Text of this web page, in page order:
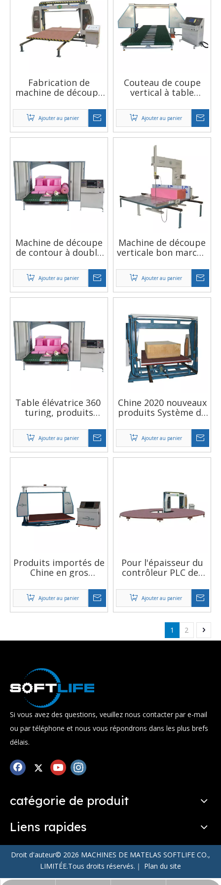
Fabrication de
machine de découpe
de mousse de feuille
de plastique
informatisée CNC
Ajouter au panier
Couteau de coupe
vertical à table
élévatrice à 360
degrés, nouveaux
produits, coupe-
mousse
Ajouter au panier
Machine de découpe
de contour à double
haute vitesse,
fabriquée en usine,
CNC, coupe-oreiller,
offre spéciale, 2020
Ajouter au panier
Machine de découpe
verticale bon marché
pour couper de
grandes mousses en
morceaux et
tranches de même
longueur
Ajouter au panier
Table élévatrice 360 ​​
turing, produits
l'environnement,
coupe-mousse
automatique CAD
Ajouter au panier
Chine 2020 nouveaux
produits Système de
Équipement de
coupe de mousse
horizontal
Ajouter au panier
Produits importés de
Chine en gros
Windows Cutter
mousse
Ajouter au panier
Pour l'épaisseur du
contrôleur PLC des
et l'équipement de
coupe horizontale de
vitesse de coupe
Ajouter au panier
1 2
Si vous avez des questions, veuillez nous contacter par e-mail
ou par téléphone et nous vous répondrons dans les plus brefs
délais.
catégorie de produit
Liens rapides
Droit d'auteur© 2026 MACHINES DE MATELAS SOFTLIFE CO.,
LIMITÉE.Tous droits réservés.｜ Plan du site